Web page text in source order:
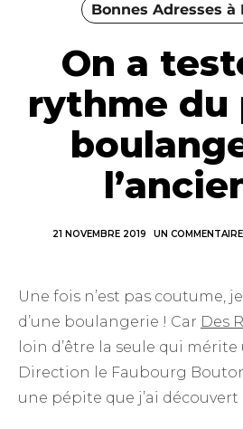
Bonnes Adresses
On a
rythme du
21 NOVEMBRE 2019 UN COMMENTAIRE
Une fois n’est pas coutume,
d’une boulangerie ! Car Des
loin d’être la seule qui
Direction le Faubourg
une pépite que j’ai découvert